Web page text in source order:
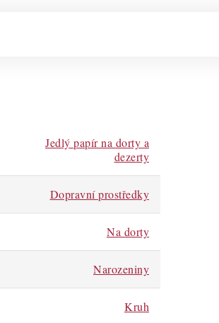
Jedlý papír na dorty a
dezerty
Dopravní prostředky
Na dorty
Narozeniny
Kruh